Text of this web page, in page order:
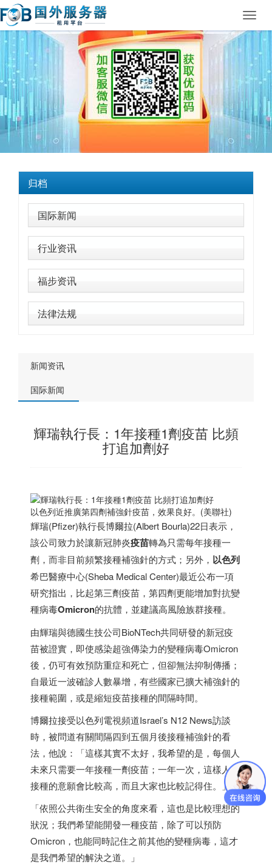
归档
国际新闻
行业资讯
福步资讯
法律法规
新闻资讯
国际新闻
輝瑞執行長：1年接種1劑疫苗 比頻
打追加劑好
以色列近推廣第四劑補強針疫苗，效果良好。(美聯社)
輝瑞(Pfizer)執行長博爾拉(Albert Bourla)22日表示，
該公司致力於讓新冠肺炎疫苗轉為只需每年接種一
劑，而非目前頻繁接種補強針的方式；另外， 以色列
希巴醫療中心(Sheba Medical Center)最近公布一項
研究指出，比起第三劑疫苗，第四劑更能增加對抗變
種病毒Omicron的抗體，並建議高風險族群接種。
由輝瑞與德國生技公司BioNTech共同研發的新冠疫
苗被證實，即使感染超強傳染力的變種病毒Omicron
後，仍可有效預防重症和死亡，但卻無法抑制傳播；
自最近一波確診人數暴增，有些國家已擴大補強針的
接種範圍，或是縮短疫苗接種的間隔時間。
博爾拉接受以色列電視頻道Israel’s N12 News訪談
時，被問道有關間隔四到五個月後接種補強針的看
法，他說：「這樣其實不太好，我希望的是，每個人
未來只需要一年接種一劑疫苗；一年一次，這樣人們
接種的意願會比較高，而且大家也比較記得住。」
「依照公共衛生安全的角度來看，這也是比較理想的
狀況；我們希望能開發一種疫苗，除了可以預防
Omicron，也能同時記住之前其他的變種病毒，這才
是我們希望的解決之道。」